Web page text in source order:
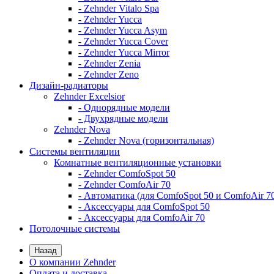
- Zehnder Vitalo Spa
- Zehnder Yucca
- Zehnder Yucca Asym
- Zehnder Yucca Cover
- Zehnder Yucca Mirror
- Zehnder Zenia
- Zehnder Zeno
Дизайн-радиаторы
Zehnder Excelsior
- Однорядные модели
- Двухрядные модели
Zehnder Nova
- Zehnder Nova (горизонтальная)
Системы вентиляции
Комнатные вентиляционные установки
- Zehnder ComfoSpot 50
- Zehnder ComfoAir 70
- Автоматика (для ComfoSpot 50 и ComfoAir
- Аксессуары для ComfoSpot 50
- Аксессуары для ComfoAir 70
Потолочные системы
Назад
О компании Zehnder